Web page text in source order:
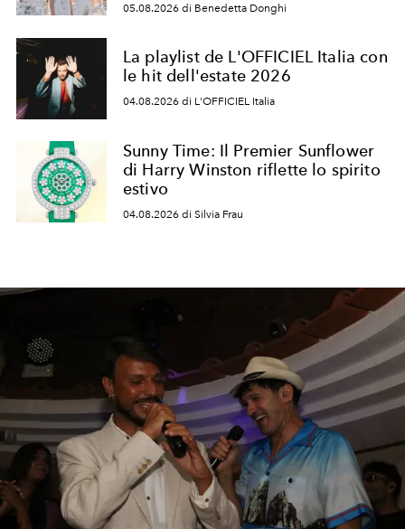
05.08.2026 di Benedetta Donghi
La playlist de L'OFFICIEL Italia con
le hit dell'estate 2026
04.08.2026 di L'OFFICIEL Italia
Sunny Time: Il Premier Sunflower
di Harry Winston riflette lo spirito
estivo
04.08.2026 di Silvia Frau